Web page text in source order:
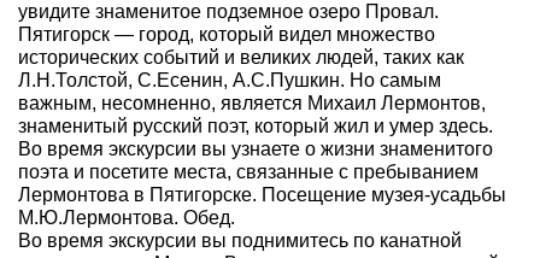
увидите знаменитое подземное озеро Провал.
Пятигорск — город, который видел множество
исторических событий и великих людей, таких как
Л.Н.Толстой, С.Есенин, А.С.Пушкин. Но самым
важным, несомненно, является Михаил Лермонтов,
знаменитый русский поэт, который жил и умер здесь.
Во время экскурсии вы узнаете о жизни знаменитого
поэта и посетите места, связанные с пребыванием
Лермонтова в Пятигорске. Посещение музея-усадьбы
М.Ю.Лермонтова. Обед.
Во время экскурсии вы поднимитесь по канатной